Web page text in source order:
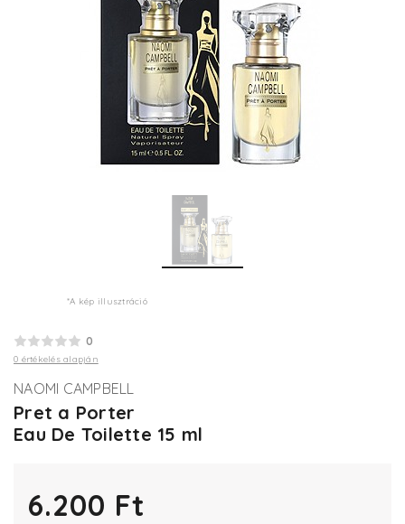
*A kép illusztráció
0
0 értékelés alapján
NAOMI CAMPBELL
Pret a Porter
Eau De Toilette 15 ml
6.200 Ft